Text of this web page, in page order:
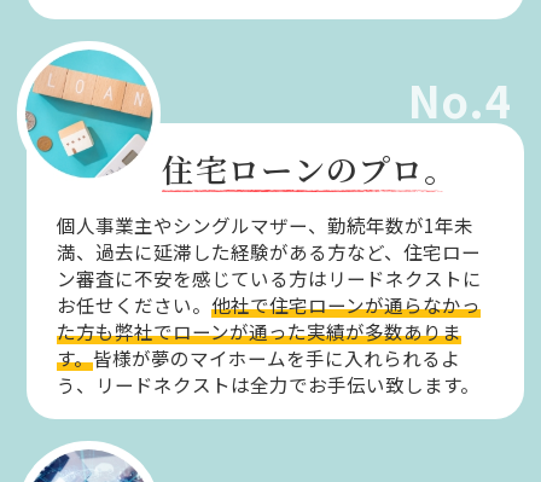
No.4
住宅ローンのプロ。
個人事業主やシングルマザー、勤続年数が1年未
満、過去に延滞した経験がある方など、住宅ロー
ン審査に不安を感じている方はリードネクストに
お任せください。他社で住宅ローンが通らなかっ
た方も弊社でローンが通った実績が多数ありま
す。皆様が夢のマイホームを手に入れられるよ
う、リードネクストは全力でお手伝い致します。